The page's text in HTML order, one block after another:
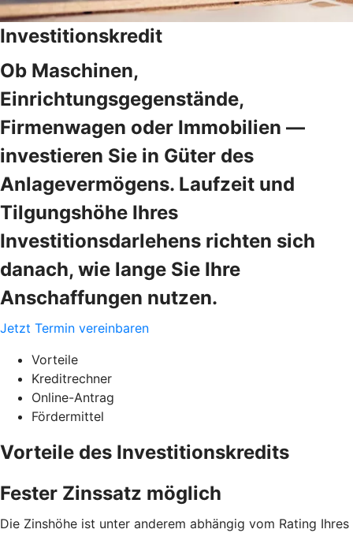
Investitionskredit
Ob Maschinen,
Einrichtungsgegenstände,
Firmenwagen oder Immobilien —
investieren Sie in Güter des
Anlagevermögens. Laufzeit und
Tilgungshöhe Ihres
Investitionsdarlehens richten sich
danach, wie lange Sie Ihre
Anschaffungen nutzen.
Jetzt Termin vereinbaren
Vorteile
Kreditrechner
Online-Antrag
Fördermittel
Vorteile des Investitionskredits
Fester Zinssatz möglich
Die Zinshöhe ist unter anderem abhängig vom Rating Ihres